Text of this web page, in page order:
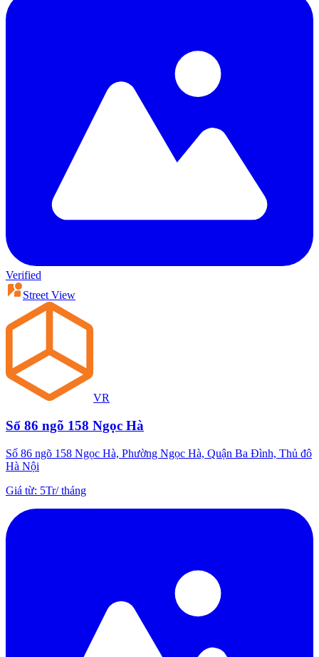
Verified
Street View
VR
Số 86 ngõ 158 Ngọc Hà
Số 86 ngõ 158 Ngọc Hà, Phường Ngọc Hà, Quận Ba Đình, Thủ đô
Hà Nội
Giá từ: 5Tr/tháng